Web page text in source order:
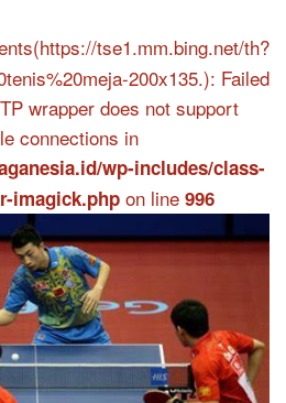
tse1.mm.bing.net/th?
200x135.): Failed
wrapper does not support
connections in
wp-includes/class-
imagick.php on line 996